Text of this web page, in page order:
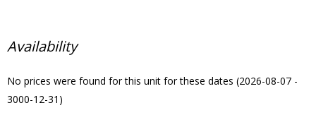
Availability
No prices were found for this unit for these dates (2026-08-07 -
3000-12-31)